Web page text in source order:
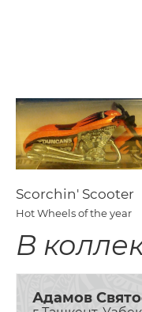
Scorchin' Scooter
Hot Wheels of the year
В
Адамов